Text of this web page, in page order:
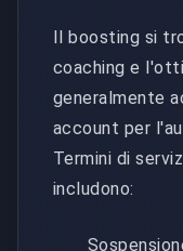
Il boosting si
coaching e
generalmente
account per
Termini di
includono: